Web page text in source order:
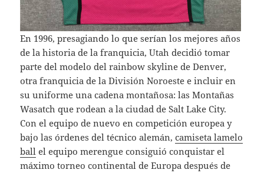
En 1996, presagiando lo que serían los mejores años
de la historia de la franquicia, Utah decidió tomar
parte del modelo del rainbow skyline de Denver,
otra franquicia de la División Noroeste e incluir en
su uniforme una cadena montañosa: las Montañas
Wasatch que rodean a la ciudad de Salt Lake City.
Con el equipo de nuevo en competición europea y
bajo las órdenes del técnico alemán,camiseta lamelo
ball el equipo merengue consiguió conquistar el
máximo torneo continental de Europa después de